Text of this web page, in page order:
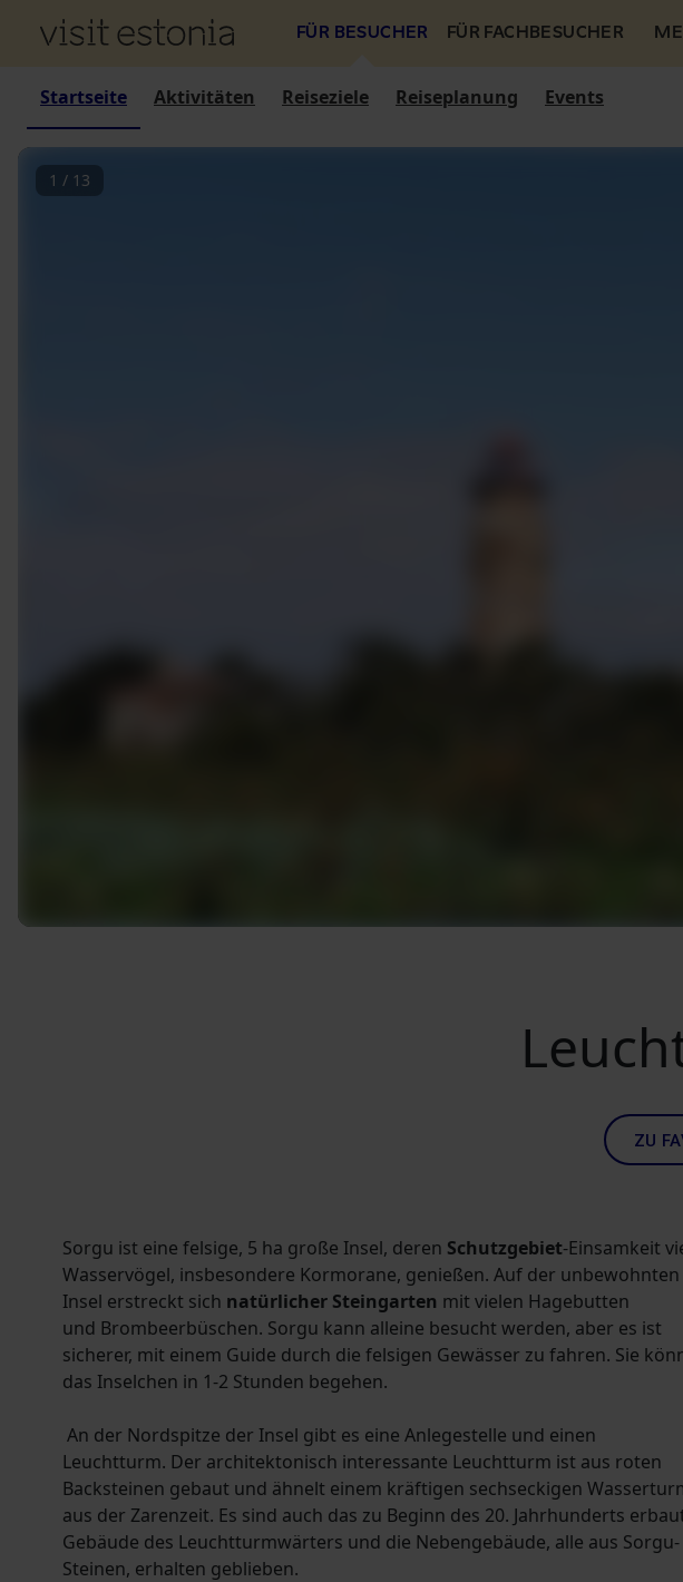
FÜR BESUCHER FÜR FACHBESUCHER
Startseite Aktivitäten Reiseziele Reiseplanung Events
1 / 13
ZU
Sorgu ist eine felsige, 5 ha große Insel, deren Schutzgebiet-Einsamkeit
Wasservögel, insbesondere Kormorane, genießen. Auf der unbewohnten
Insel erstreckt sich natürlicher Steingarten mit vielen Hagebutten
und Brombeerbüschen. Sorgu kann alleine besucht werden, aber es ist
sicherer, mit einem Guide durch die felsigen Gewässer zu fahren. Sie
das Inselchen in 1-2 Stunden begehen.
An der Nordspitze der Insel gibt es eine Anlegestelle und einen
Leuchtturm. Der architektonisch interessante Leuchtturm ist aus roten
Backsteinen gebaut und ähnelt einem kräftigen sechseckigen
aus der Zarenzeit. Es sind auch das zu Beginn des 20. Jahrhunderts
Gebäude des Leuchtturmwärters und die Nebengebäude, alle aus Sorgu-
Steinen, erhalten geblieben.